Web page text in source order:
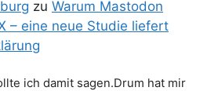
zu Warum Mastodon
– eine neue Studie liefert
ich damit sagen.Drum hat mir